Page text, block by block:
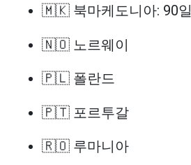
🇲🇰 북마케도니아: 90일
🇳🇴 노르웨이
🇵🇱 폴란드
🇵🇹 포르투갈
🇷🇴 루마니아